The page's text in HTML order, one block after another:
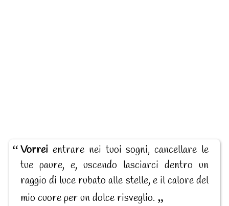
Vorrei entrare nei tuoi sogni, cancellare le
tue paure, e, uscendo lasciarci dentro un
raggio di luce rubato alle stelle, e il calore del
mio cuore per un dolce risveglio.